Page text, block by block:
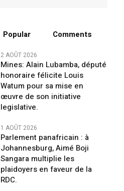
Popular Comments
2 AOÛT 2026
Mines: Alain Lubamba, député
honoraire félicite Louis
Watum pour sa mise en
œuvre de son initiative
legislative.
1 AOÛT 2026
Parlement panafricain : à
Johannesburg, Aimé Boji
Sangara multiplie les
plaidoyers en faveur de la
RDC.